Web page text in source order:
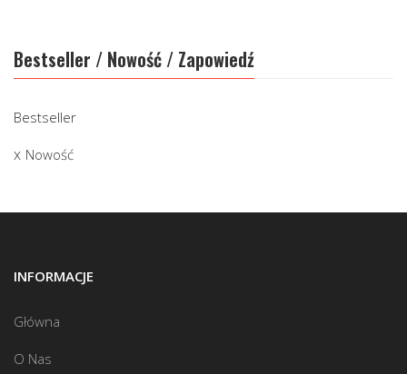
Bestseller / Nowość / Zapowiedź
Bestseller
Nowość
INFORMACJE
Główna
O Nas